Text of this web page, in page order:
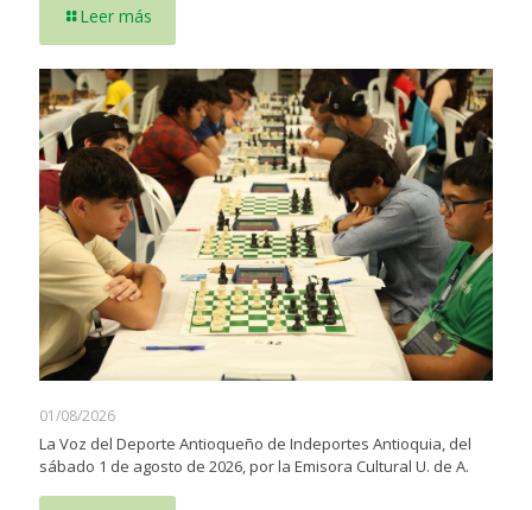
Leer más
01/08/2026
La Voz del Deporte Antioqueño de Indeportes Antioquia, del
sábado 1 de agosto de 2026, por la Emisora Cultural U. de A.